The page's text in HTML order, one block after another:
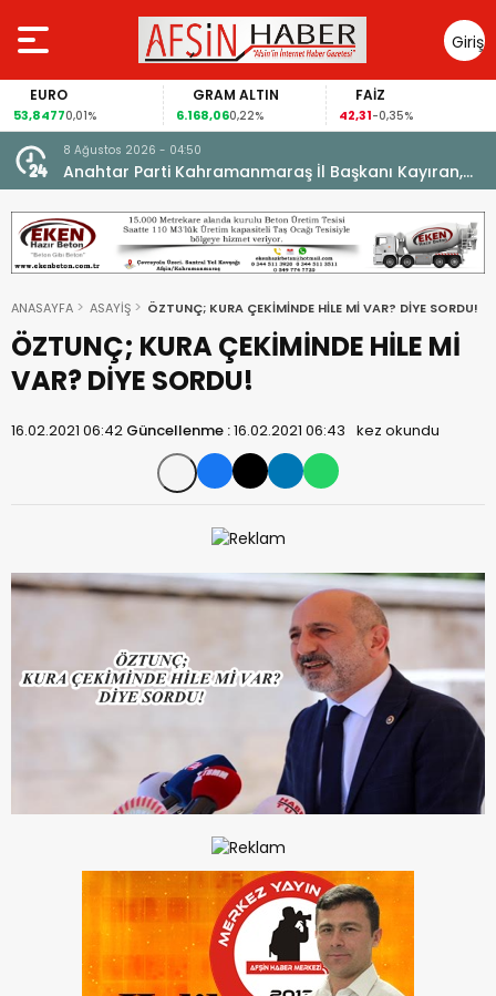
Giriş
Yap
EURO
53,84770,01%
GRAM ALTIN
6.168,060,22%
FAİZ
42,31-0,35%
8 Ağustos 2026 - 04:50
Anahtar Parti Kahramanmaraş İl Başkanı Kayıran,
Afşin Teşkilatı ile buluştu.
ANASAYFA ASAYİŞ ÖZTUNÇ; KURA ÇEKİMİNDE HİLE Mİ VAR? DİYE SORDU!
ÖZTUNÇ; KURA ÇEKİMİNDE HİLE Mİ
VAR? DİYE SORDU!
16.02.2021 06:42 Güncellenme :16.02.2021 06:43 kez okundu